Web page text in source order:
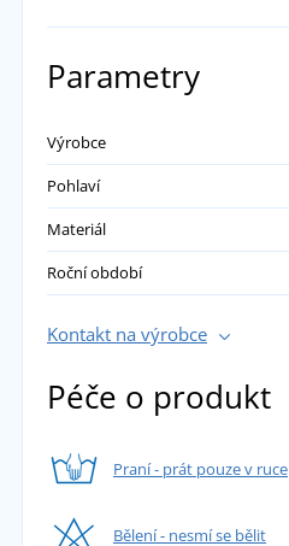
Parametry
Výrobce
Pohlaví
Materiál
Roční období
Kontakt na výrobce
Péče o produkt
Praní - prát pouze v ruce
Bělení - nesmí se bělit